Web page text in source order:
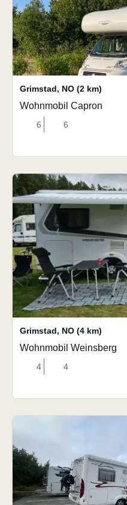
Grimstad, NO (2 km)
Wohnmobil Capron
6 6
Grimstad, NO (4 km)
Wohnmobil Weinsberg
4 4